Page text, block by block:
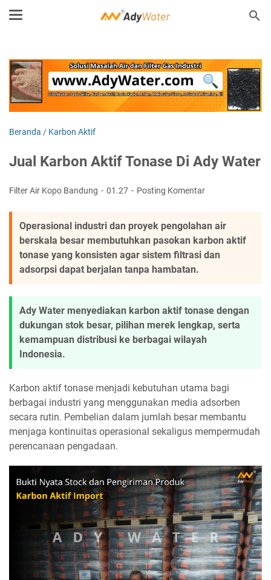
Beranda / Karbon Aktif
Jual Karbon Aktif Tonase Di Ady Water
Filter Air Kopo Bandung 01.27 Posting Komentar
Operasional industri dan proyek pengolahan air
berskala besar membutuhkan pasokan karbon aktif
tonase yang konsisten agar sistem filtrasi dan
adsorpsi dapat berjalan tanpa hambatan.
Ady Water menyediakan karbon aktif tonase dengan
dukungan stok besar, pilihan merek lengkap, serta
kemampuan distribusi ke berbagai wilayah
Indonesia.
Karbon aktif tonase menjadi kebutuhan utama bagi
berbagai industri yang menggunakan media adsorben
secara rutin. Pembelian dalam jumlah besar membantu
menjaga kontinuitas operasional sekaligus mempermudah
perencanaan pengadaan.